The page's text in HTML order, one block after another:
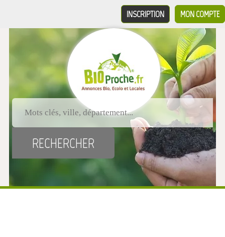
MON COMPTE
INSCRIPTION